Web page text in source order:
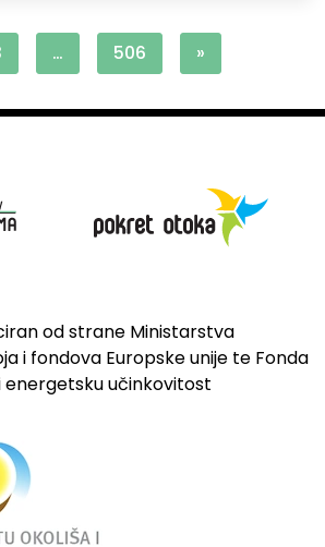
… 506 »
od strane Ministarstva
i fondova Europske unije te Fonda
energetsku učinkovitost